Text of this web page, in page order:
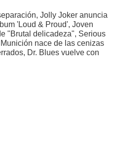
Jolly Joker anuncia
'Loud & Proud', Joven
"Brutal delicadeza", Serious
nace de las cenizas
Dr. Blues vuelve con